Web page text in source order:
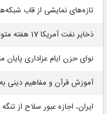
تازه‌های نمایشی از قاب
ذخایر نفت آمریکا 17 هفته متوالی آب رفت
نوای حزن ایام عزاداری
آموزش قرآن و مفاهیم دینی
ایران، اجازه عبور سلاح از